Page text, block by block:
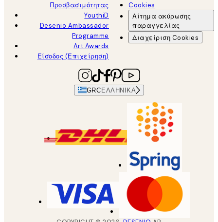
Προσβασιμότητας
YouthiD
Desenio Ambassador
Programme
Art Awards
Είσοδος (Επιχείρηση)
Cookies
Αίτημα ακύρωσης
παραγγελίας
Διαχείριση Cookies
GRCΕΛΛΗΝΙΚΆ